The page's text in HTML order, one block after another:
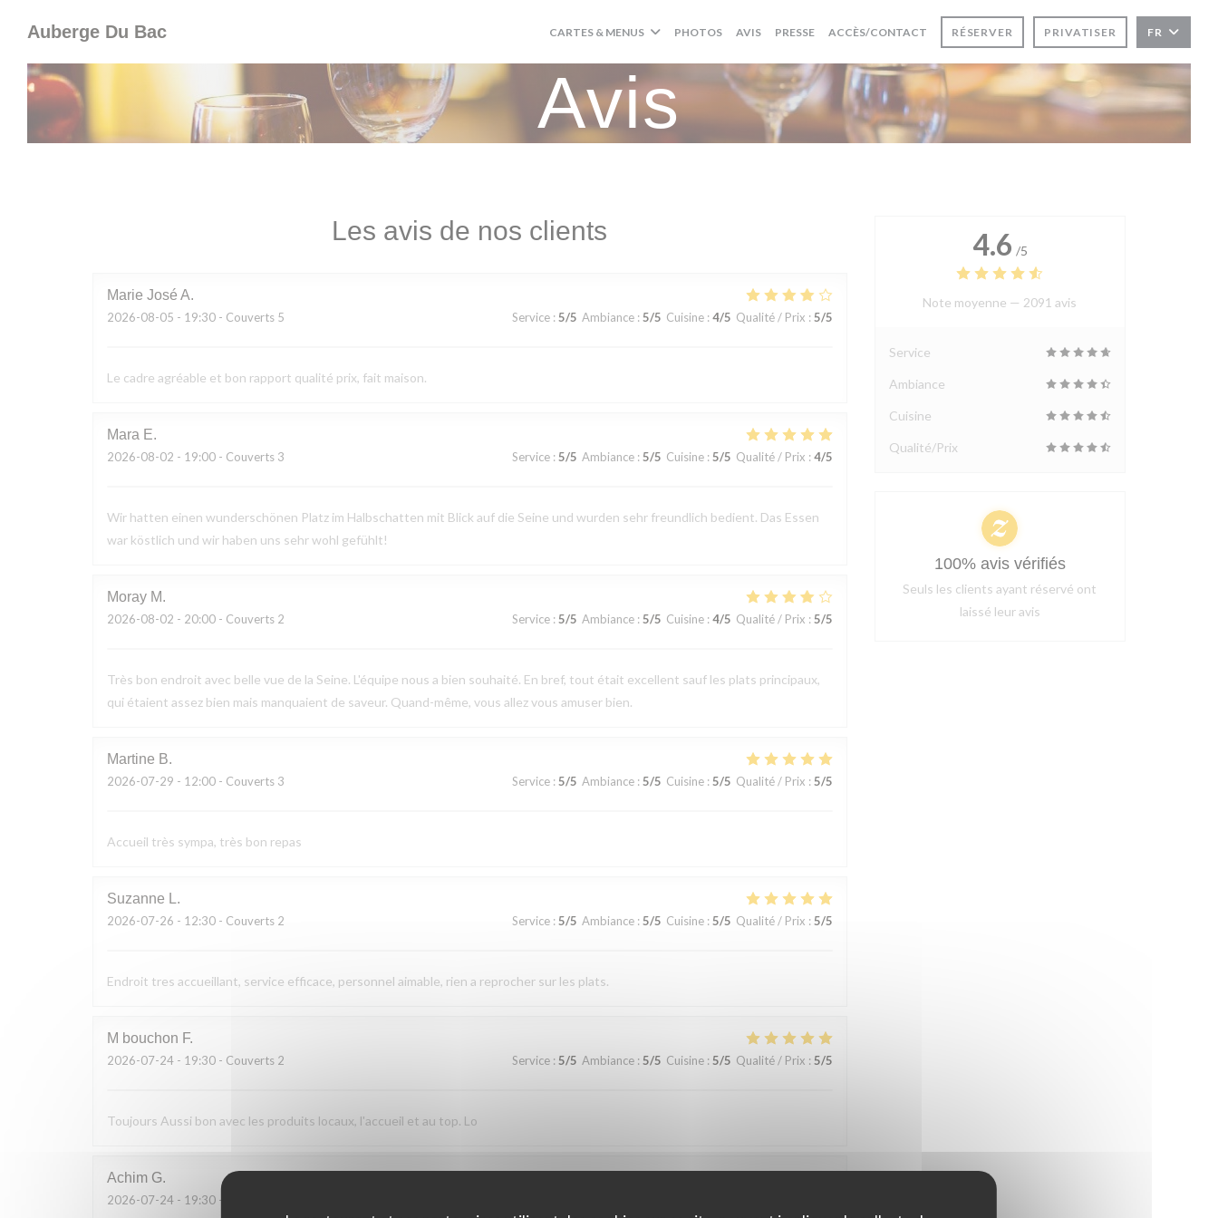
Auberge Du Bac CARTES & MENUS PHOTOS AVIS PRESSE ACCÈS/CONTACT RÉSERVER PRIVATISER FR
Avis
Les avis de nos clients
Marie José A
2026-08-05 - 19:30 - Couverts 5 Service: 5/5 Ambiance: 5/5 Cuisine: 4/5 Qualité / Prix : 5/5
Le cadre agréable et bon rapport qualité prix, fait maison.
Mara E
2026-08-02 - 19:00 - Couverts 3 Service: 5/5 Ambiance: 5/5 Cuisine: 5/5 Qualité / Prix : 4/5
Wir hatten einen wunderschönen Platz im Halbschatten mit Blick auf die Seine und wurden sehr freundlich bedient. Das Essen
war köstlich und wir haben uns sehr wohl gefühlt!
Moray M
2026-08-02 - 20:00 - Couverts 2 Service: 5/5 Ambiance: 5/5 Cuisine: 4/5 Qualité / Prix : 5/5
Très bon endroit avec belle vue de la Seine. L'équipe nous a bien souhaité. En bref, tout était excellent sauf les plats principaux,
qui étaient assez bien mais manquaient de saveur. Quand-même, vous allez vous amuser bien.
Martine B
2026-07-29 - 12:00 - Couverts 3 Service: 5/5 Ambiance: 5/5 Cuisine: 5/5 Qualité / Prix : 5/5
Accueil très sympa, très bon repas
Suzanne L
2026-07-26 - 12:30 - Couverts 2 Service: 5/5 Ambiance: 5/5 Cuisine: 5/5 Qualité / Prix : 5/5
Endroit tres accueillant, service efficace, personnel aimable, rien a reprocher sur les plats.
M bouchon F
2026-07-24 - 19:30 - Couverts 2 Service: 5/5 Ambiance: 5/5 Cuisine: 5/5 Qualité / Prix : 5/5
Toujours Aussi bon avec les produits locaux, l'accueil et au top. Lo
Achim G
2026-07-24 - 19:30 - Couverts 2
4.6 /5
Note moyenne — 2091 avis
Service
Ambiance
Cuisine
Qualité/Prix
100% avis vérifiés
Seuls les clients ayant réservé ont
laissé leur avis